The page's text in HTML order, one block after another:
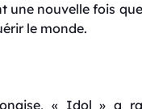
une nouvelle fois
le monde.
« Idol » a